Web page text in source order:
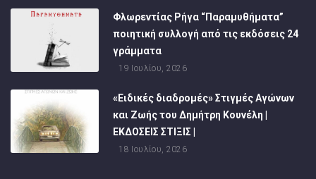
Φλωρεντίας Ρήγα “Παραμυθήματα”
ποιητική συλλογή από τις εκδόσεις 24
γράμματα
19 Ιουλίου, 2026
«Ειδικές διαδρομές» Στιγμές Αγώνων
και Ζωής του Δημήτρη Κουνέλη |
ΕΚΔΟΣΕΙΣ ΣΤΙΞΙΣ |
18 Ιουλίου, 2026